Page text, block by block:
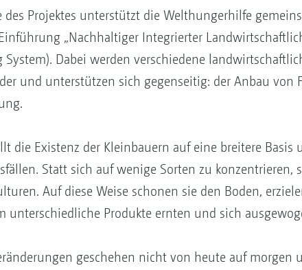
des Projektes unterstützt die Welthungerhilfe
„Nachhaltiger Integrierter
System). Dabei werden verschiedene
und unterstützen sich gegenseitig: der Anbau von
die Existenz der Kleinbauern auf eine breitere
Statt sich auf wenige Sorten zu
Auf diese Weise schonen sie den Boden,
unterschiedliche Produkte ernten und sich
geschehen nicht von heute auf